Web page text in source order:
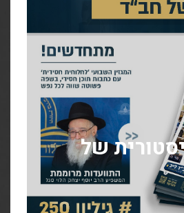
היסטורית של